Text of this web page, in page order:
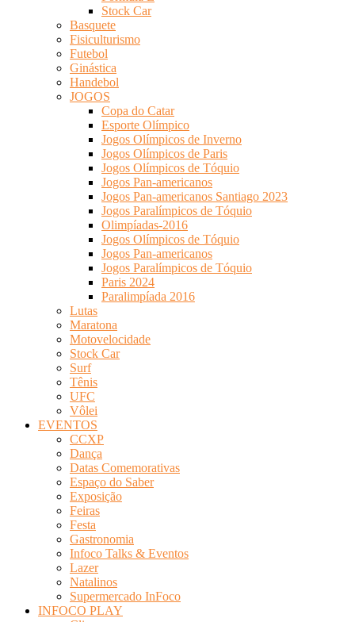
Stock Car
Basquete
Fisiculturismo
Futebol
Ginástica
Handebol
JOGOS
Copa do Catar
Esporte Olímpico
Jogos Olímpicos de Inverno
Jogos Olímpicos de Paris
Jogos Olímpicos de Tóquio
Jogos Pan-americanos
Jogos Pan-americanos Santiago 2023
Jogos Paralímpicos de Tóquio
Olimpíadas-2016
Jogos Olímpicos de Tóquio
Jogos Pan-americanos
Jogos Paralímpicos de Tóquio
Paris 2024
Paralimpíada 2016
Lutas
Maratona
Motovelocidade
Stock Car
Surf
Tênis
UFC
Vôlei
EVENTOS
CCXP
Dança
Datas Comemorativas
Espaço do Saber
Exposição
Feiras
Festa
Gastronomia
Infoco Talks & Eventos
Lazer
Natalinos
Supermercado InFoco
INFOCO PLAY